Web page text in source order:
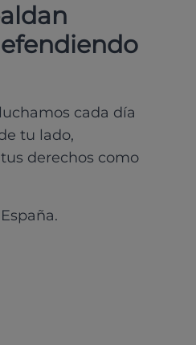
cada día
tu lado,
derechos como